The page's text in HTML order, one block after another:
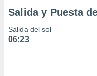
1199
Salida y Puesta
Salida del sol
06:23